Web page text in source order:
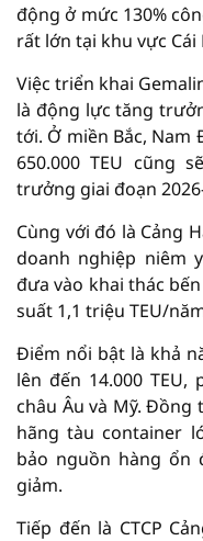
động ở mức 130%
rất lớn tại khu vực Cái
Việc triển khai
là động lực tăng
tới. Ở miền Bắc, Nam
650.000 TEU cũng
trưởng giai đoạn
Cùng với đó là Cảng
doanh nghiệp niêm
đưa vào khai thác
suất 1,1 triệu TEU/
Điểm nổi bật là khả
lên đến 14.000
châu Âu và Mỹ. Đồng
hãng tàu container
bảo nguồn hàng ổn
giảm.
Tiếp đến là CTCP